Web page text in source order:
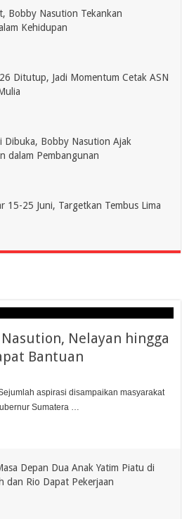
Bobby Nasution Tekankan
Kehidupan
Ditutup, Jadi Momentum Cetak ASN
Dibuka, Bobby Nasution Ajak
dalam Pembangunan
15-25 Juni, Targetkan Tembus Lima
Nelayan hingga
Bantuan
aspirasi disampaikan masyarakat
Sumatera …
Depan Dua Anak Yatim Piatu di
dan Rio Dapat Pekerjaan